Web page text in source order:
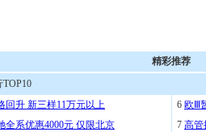
精彩推荐
回升 新三样11万元以上
全系优惠4000元 仅限北京
6 欧Ⅲ
7 高管